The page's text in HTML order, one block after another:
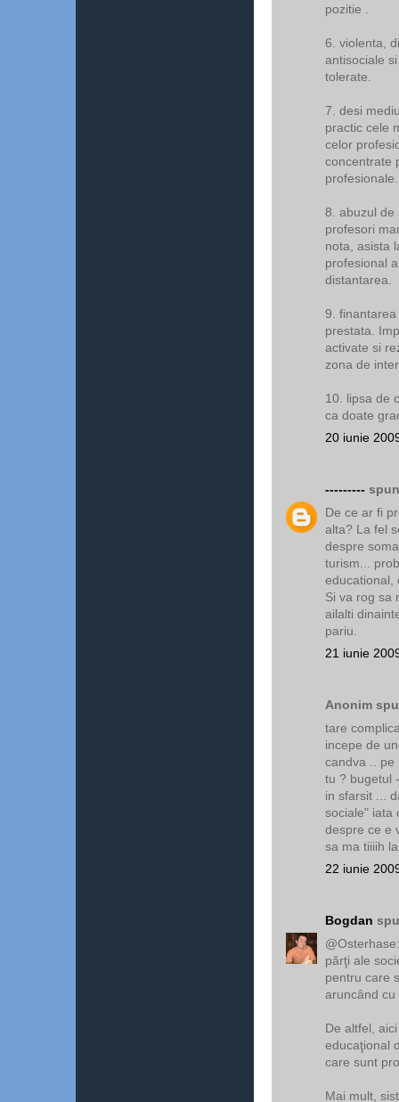
pozitie .
6. violenta,
antisociale
tolerate.
7. desi
practic cele
celor
concentrate
profesionale.
8. abuzul de
profesori
nota, asista
profesional
distantarea.
9.
prestata.
activate si
zona de
10. lipsa de
ca doate
20 iunie
---------
De ce ar fi
alta? La fel
despre
turism...
educational,
Si va rog sa
ailalti
pariu.
21 iunie
Anonim
tare
incepe de
candva .. pe
tu ? bugetul
in sfarsit ...
sociale" iata
despre ce e
sa ma tiiiih
22 iunie
Bogdan
părţi ale
pentru care
aruncând cu
De altfel,
educaţional
care sunt
Mai mult,